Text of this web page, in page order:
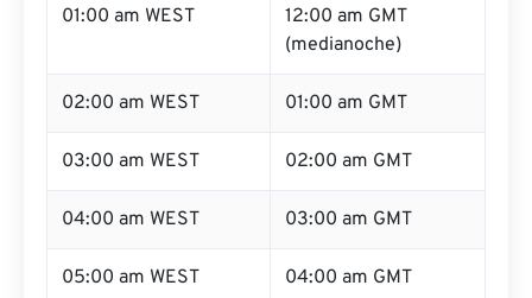
01:00 am WEST
12:00 am GMT
(medianoche)
02:00 am WEST 01:00 am GMT
03:00 am WEST 02:00 am GMT
04:00 am WEST 03:00 am GMT
05:00 am WEST 04:00 am GMT